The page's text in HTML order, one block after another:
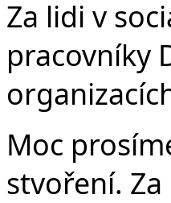
Za lidi v
pracovníky
Moc
stvoření. Za